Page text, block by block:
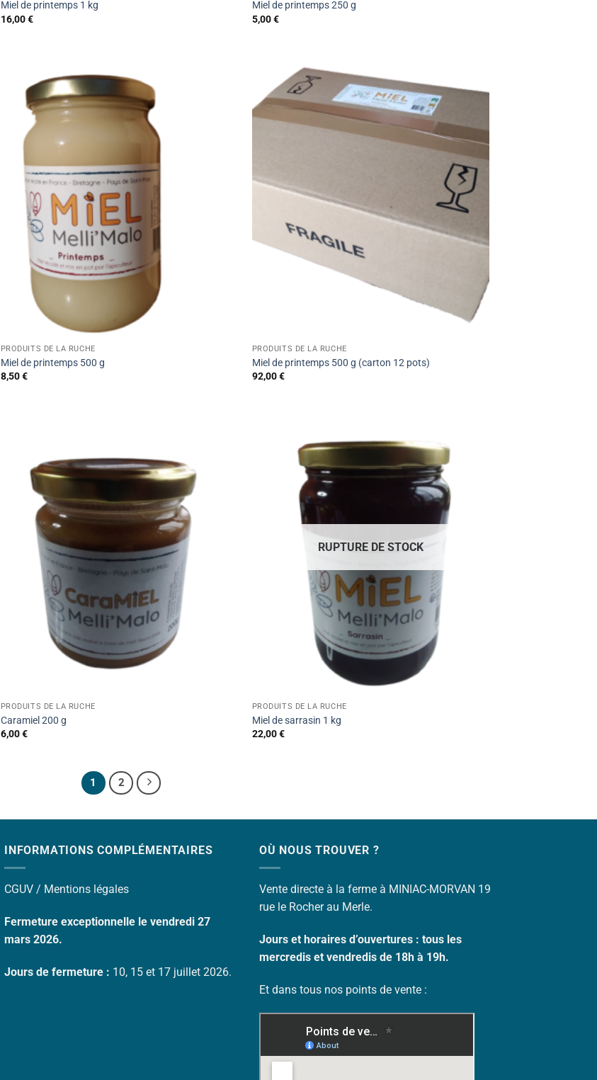
Miel de printemps 1 kg
16,00€
Miel de printemps 250 g
5,00€
PRODUITS DE LA RUCHE
Miel de printemps 500 g
8,50€
PRODUITS DE LA RUCHE
Miel de printemps 500 g (carton 12 pots)
92,00€
PRODUITS DE LA RUCHE
Caramiel 200 g
6,00€
RUPTURE DE STOCK
PRODUITS DE LA RUCHE
Miel de sarrasin 1 kg
22,00€
1 2
INFORMATIONS COMPLÉMENTAIRES
CGUV / Mentions légales
Fermeture exceptionnelle le vendredi 27
mars 2026.
Jours de fermeture : 10, 15 et 17 juillet 2026.
OÙ NOUS TROUVER ?
Vente directe à la ferme à MINIAC-MORVAN 19
rue le Rocher au Merle.
Jours et horaires d’ouvertures : tous les
mercredis et vendredis de 18h à 19h.
Et dans tous nos points de vente :